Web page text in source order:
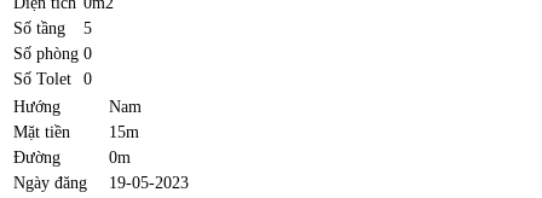
Số tầng
5
Số phòng 0
Số Tolet
0
Hướng
Nam
Mặt tiền
15m
Đường
0m
Ngày đăng
19-05-2023